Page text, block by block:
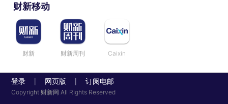
财新移动
财新 财新周刊 Caixin
登录 网页版 订阅电邮
Copyright 财新网 All Rights Reserved